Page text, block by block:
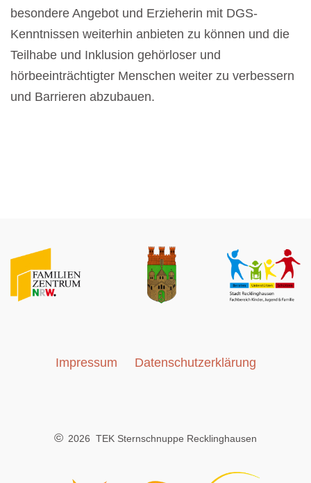
besondere Angebot und Erzieherin mit DGS-
Kenntnissen weiterhin anbieten zu können und die
Teilhabe und Inklusion gehörloser und
hörbeeinträchtigter Menschen weiter zu verbessern
und Barrieren abzubauen.
Impressum Datenschutzerklärung
© 2026 TEK Sternschnuppe Recklinghausen